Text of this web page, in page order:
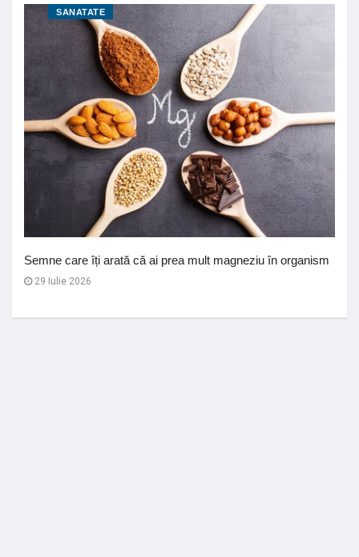
SANATATE
Semne care îți arată că ai prea mult magneziu în organism
29 Iulie 2026